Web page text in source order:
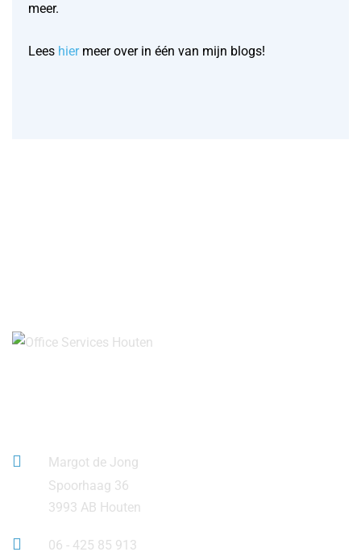
meer.
Lees hiermeer over in één van mijn blogs!
Margot de Jong
Spoorhaag 36
3993 AB Houten
06 - 425 85 913